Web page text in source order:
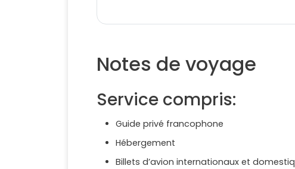
Notes de voyage
Service compris:
Guide privé francophone
Hébergement
Billets d’avion internationaux et